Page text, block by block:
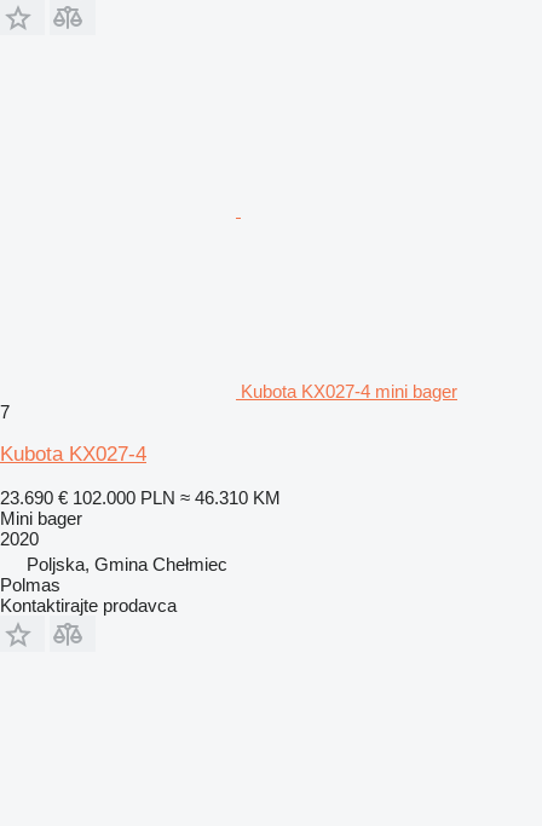
Kubota KX027-4 mini bager
7
Kubota KX027-4
23.690 € 102.000 PLN ≈ 46.310 KM
Mini bager
2020
Poljska, Gmina Chełmiec
Polmas
Kontaktirajte prodavca